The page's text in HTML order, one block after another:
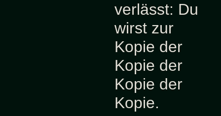
verlässt: Du
wirst zur
Kopie der
Kopie der
Kopie der
Kopie.